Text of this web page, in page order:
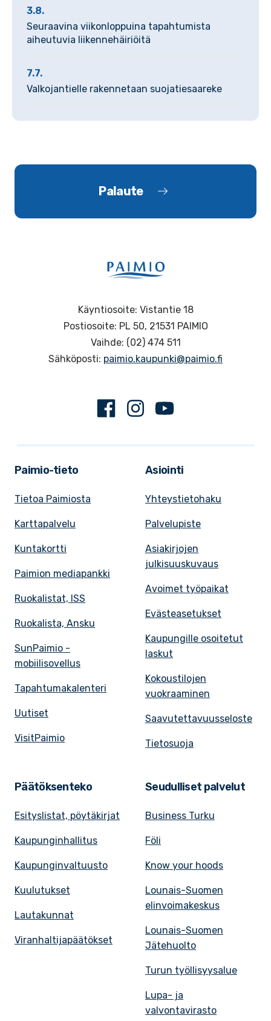
3.8.
Seuraavina viikonloppuina tapahtumista
aiheutuvia liikennehäiriöitä
7.7.
Valkojantielle rakennetaan suojatiesaareke
Palaute
Käyntiosoite: Vistantie 18
Postiosoite: PL 50, 21531 PAIMIO
Vaihde: (02) 474 511
Sähköposti: paimio.kaupunki@paimio.fi
FacebookInstagram
Paimio-tieto
Tietoa Paimiosta
Karttapalvelu
Kuntakortti
Paimion mediapankki
Ruokalistat, ISS
Ruokalista, Ansku
SunPaimio -
mobiilisovellus
Tapahtumakalenteri
Uutiset
VisitPaimio
Asiointi
Yhteystietohaku
Palvelupiste
Asiakirjojen
julkisuuskuvaus
Avoimet työpaikat
Evästeasetukset
Kaupungille osoitetut
laskut
Kokoustilojen
vuokraaminen
Saavutettavuusseloste
Tietosuoja
Päätöksenteko
Esityslistat, pöytäkirjat
Kaupunginhallitus
Kaupunginvaltuusto
Kuulutukset
Lautakunnat
Viranhaltijapäätökset
Seudulliset palvelut
Business Turku
Föli
Know your hoods
Lounais-Suomen
elinvoimakeskus
Lounais-Suomen
Jätehuolto
Turun työllisyysalue
Lupa- ja
valvontavirasto